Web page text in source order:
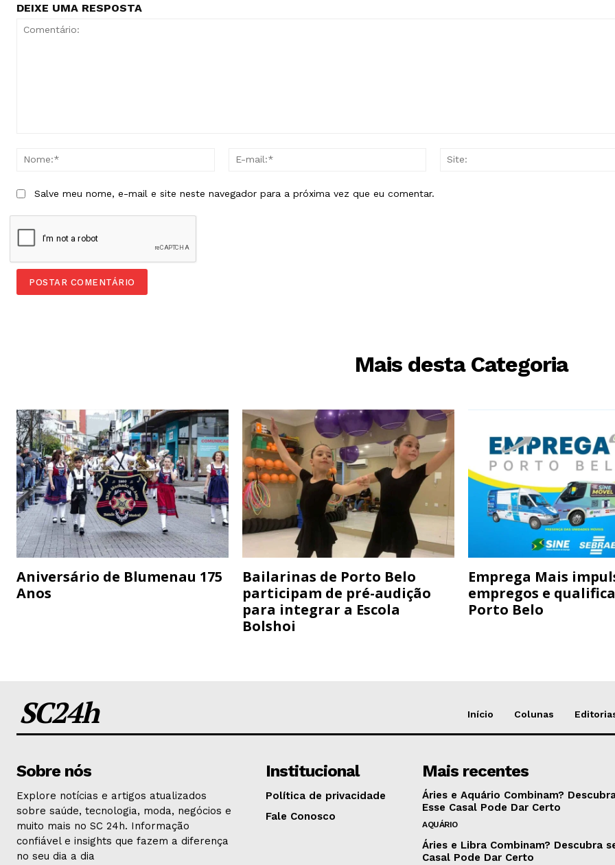
DEIXE UMA RESPOSTA
Nome:*
Salve meu nome, e-mail e site neste navegador para a próxima vez que eu comentar.
Mais desta Categoria
Aniversário de Blumenau 175
Anos
Bailarinas de Porto Belo
participam de pré-audição
para integrar a Escola
Bolshoi
Emprega Mais
empregos e
Porto Belo
SC24h Início Colunas
Sobre nós
Explore notícias e artigos atualizados
sobre saúde, tecnologia, moda, negócios e
muito mais no SC 24h. Informação
confiável e insights que fazem a diferença
no seu dia a dia
Institucional
Política de privacidade
Fale Conosco
Mais recentes
Áries e Aquário Combinam?
Esse Casal Pode Dar Certo
AQUÁRIO
Áries e Libra Combinam? Descubra
Casal Pode Dar Certo